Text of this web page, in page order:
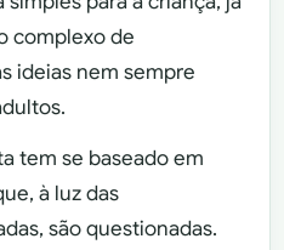
complexo de
ideias nem sempre
tem se baseado em
à luz das
são questionadas.